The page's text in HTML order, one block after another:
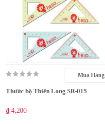
Mua Hàng
Thước bộ Thiên Long SR-015
₫ 4,200